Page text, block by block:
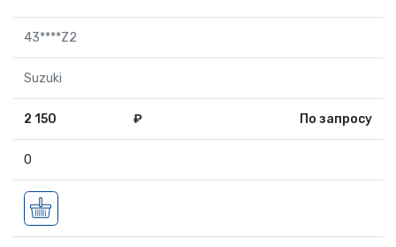
43****Z2
Suzuki
2 150 ₽ По запросу
0